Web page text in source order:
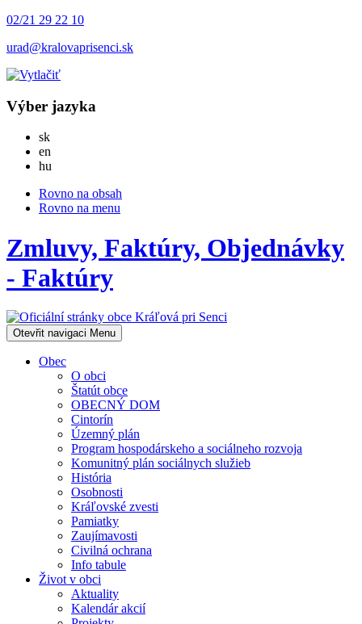
02/21 29 22 10
urad@kralovaprisenci.sk
Výber jazyka
skSlovensky
en
hu
Rovno na obsah
Rovno na menu
Zmluvy, Faktúry, Objednávky
- Faktúry
Otevřit navigaci Menu
Obec
O obci
Štatút obce
OBECNÝ DOM
Cintorín
Územný plán
Program hospodárskeho a sociálneho rozvoja
Komunitný plán sociálnych služieb
História
Osobnosti
Kráľovské zvesti
Pamiatky
Zaujímavosti
Civilná ochrana
Info tabule
Život v obci
Aktuality
Kalendár akcií